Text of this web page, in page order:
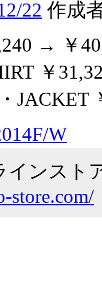
22 作成
→ ￥
￥
W
インスト
store.com/